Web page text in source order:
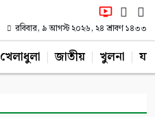
রবিবার, ৯ আগস্ট ২০২৬, ২৪ শ্রাবণ ১৪৩৩
খেলাধুলা জাতীয় খুলনা